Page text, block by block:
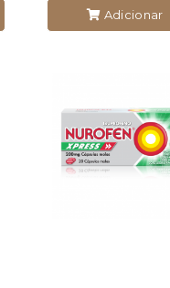
Adicionar